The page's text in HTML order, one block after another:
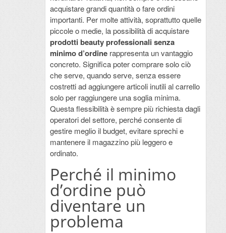
acquistare grandi quantità o fare ordini
importanti. Per molte attività, soprattutto quelle
piccole o medie, la possibilità di acquistare
prodotti beauty professionali senza
minimo d’ordinerappresenta un vantaggio
concreto. Significa poter comprare solo ciò
che serve, quando serve, senza essere
costretti ad aggiungere articoli inutili al carrello
solo per raggiungere una soglia minima.
Questa flessibilità è sempre più richiesta dagli
operatori del settore, perché consente di
gestire meglio il budget, evitare sprechi e
mantenere il magazzino più leggero e
ordinato.
Perché il minimo
d’ordine può
diventare un
problema